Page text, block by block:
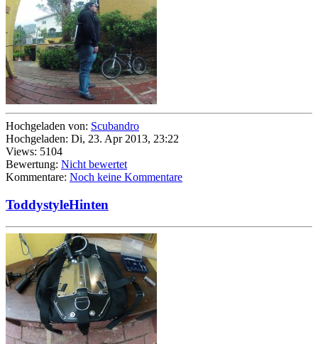
Hochgeladen von: Scubandro
Hochgeladen: Di, 23. Apr 2013, 23:22
Views: 5104
Bewertung: Nicht bewertet
Kommentare: Noch keine Kommentare
ToddystyleHinten